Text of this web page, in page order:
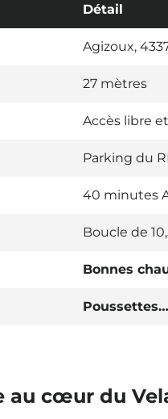
Détail
Agizoux,
27 mètres
Accès libre
Parking du
40 minutes
Boucle de
Bonnes
au cœur du